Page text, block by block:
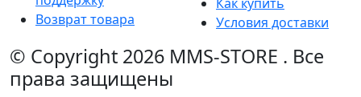
Возврат товара
Условия доставки
© Copyright 2026 MMS-STORE . Все
права защищены